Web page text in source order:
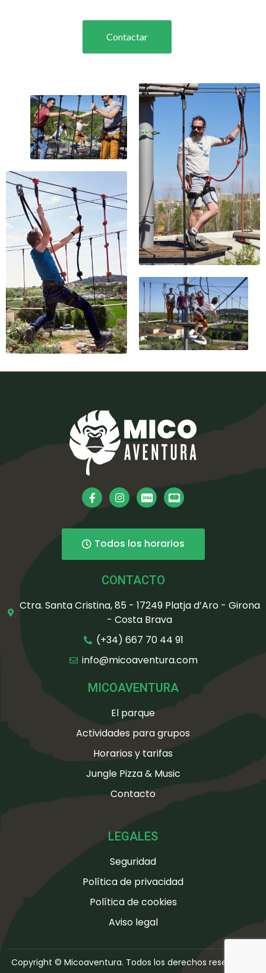
Contactar
Todos los horarios
CONTACTO
Ctra. Santa Cristina, 85 - 17249 Platja d’Aro - Girona
- Costa Brava
(+34) 667 70 44 91
info@micoaventura.com
MICOAVENTURA
El parque
Actividades para grupos
Horarios y tarifas
Jungle Pizza & Music
Contacto
LEGALES
Seguridad
Política de privacidad
Política de cookies
Aviso legal
Copyright © Micoaventura. Todos los derechos reservados